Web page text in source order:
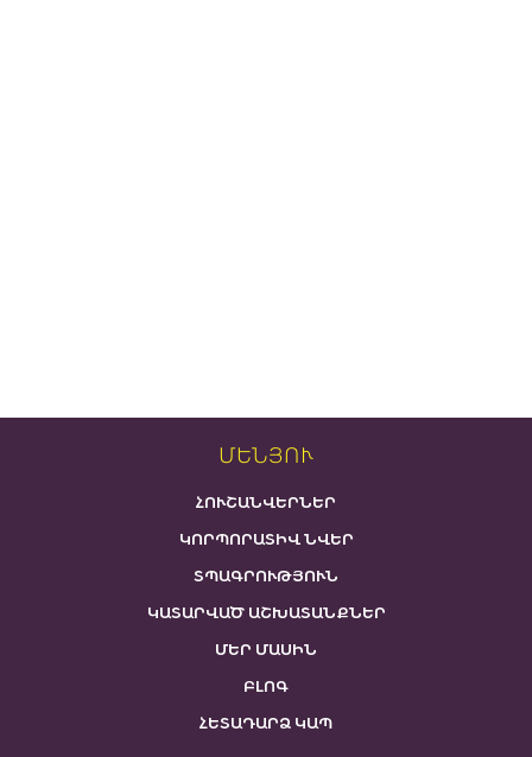
ՄԵՆՅՈՒ
ՀՈՒՇԱՆՎԵՐՆԵՐ
ԿՈՐՊՈՐԱՏԻՎ ՆՎԵՐ
ՏՊԱԳՐՈՒԹՅՈՒՆ
ԿԱՏԱՐՎԱԾ ԱՇԽԱՏԱՆՔՆԵՐ
ՄԵՐ ՄԱՍԻՆ
ԲԼՈԳ
ՀԵՏԱԴԱՐՁ ԿԱՊ